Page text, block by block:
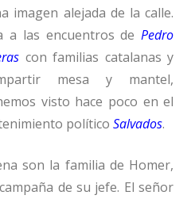
imagen alejada de la calle.
a las encuentros dePedro
con familias catalanas y
mesa y mantel,
visto hace poco en el
político Salvados.
son la familia de Homer,
de su jefe. El señor